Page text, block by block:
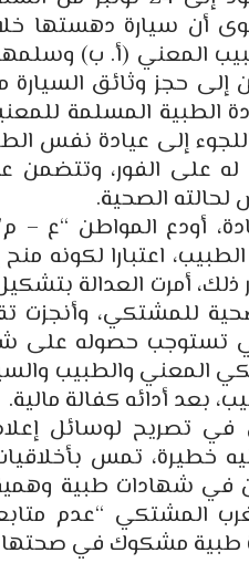
أن سيارة دهستها
إلى حجز وثائق
الطبية المسلمة
إلى عيادة نفس
الصحية.
أودع المواطن “ع –
اعتبارا لكونه
ذلك، أمرت العدالة
للمشتكي، وأنجزت
تستوجب حصوله على
المعني والطبيب
بعد أدائه كفالة مالية.
تصريح لوسائل
خطيرة، تمس
في شهادات طبية
المشتكي “عدم
مشكوك في صحتها